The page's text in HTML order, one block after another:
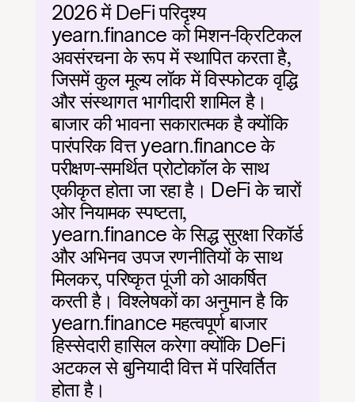
2026 में DeFi परिदृश्य
yearn.finance को मिशन-क्रिटिकल
अवसंरचना के रूप में स्थापित करता है,
जिसमें कुल मूल्य लॉक में विस्फोटक वृद्धि
और संस्थागत भागीदारी शामिल है।
बाजार की भावना सकारात्मक है क्योंकि
पारंपरिक वित्त yearn.finance के
परीक्षण-समर्थित प्रोटोकॉल के साथ
एकीकृत होता जा रहा है। DeFi के चारों
ओर नियामक स्पष्टता,
yearn.finance के सिद्ध सुरक्षा रिकॉर्ड
और अभिनव उपज रणनीतियों के साथ
मिलकर, परिष्कृत पूंजी को आकर्षित
करती है। विश्लेषकों का अनुमान है कि
yearn.finance महत्वपूर्ण बाजार
हिस्सेदारी हासिल करेगा क्योंकि DeFi
अटकल से बुनियादी वित्त में परिवर्तित
होता है।